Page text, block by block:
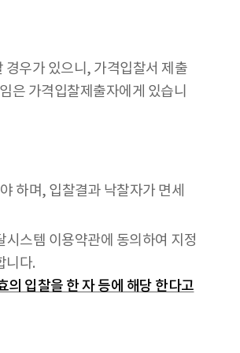
우가 있으니, 가격입찰서 제출
은 가격입찰제출자에게 있습니
하며, 입찰결과 낙찰자가 면세
스템 이용약관에 동의하여 지정
니다.
입찰을 한 자 등에 해당 한다고